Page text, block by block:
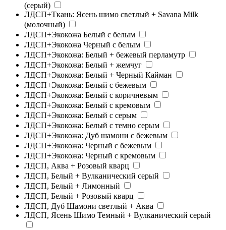
(серый)
ЛДСП+Ткань: Ясень шимо светлый + Savana Milk
(молочный)
ЛДСП+Экокожа Белый с белым
ЛДСП+Экокожа Черный с белым
ЛДСП+Экокожа: Белый + бежевый перламутр
ЛДСП+Экокожа: Белый + жемчуг
ЛДСП+Экокожа: Белый + Черный Кайман
ЛДСП+Экокожа: Белый с бежевым
ЛДСП+Экокожа: Белый с коричневым
ЛДСП+Экокожа: Белый с кремовым
ЛДСП+Экокожа: Белый с серым
ЛДСП+Экокожа: Белый с темно серым
ЛДСП+Экокожа: Дуб шамони с бежевым
ЛДСП+Экокожа: Черный с бежевым
ЛДСП+Экокожа: Черный с кремовым
ЛДСП, Аква + Розовый кварц
ЛДСП, Белый + Вулканический серый
ЛДСП, Белый + Лимонный
ЛДСП, Белый + Розовый кварц
ЛДСП, Дуб Шамони светлый + Аква
ЛДСП, Ясень Шимо Темный + Вулканический серый